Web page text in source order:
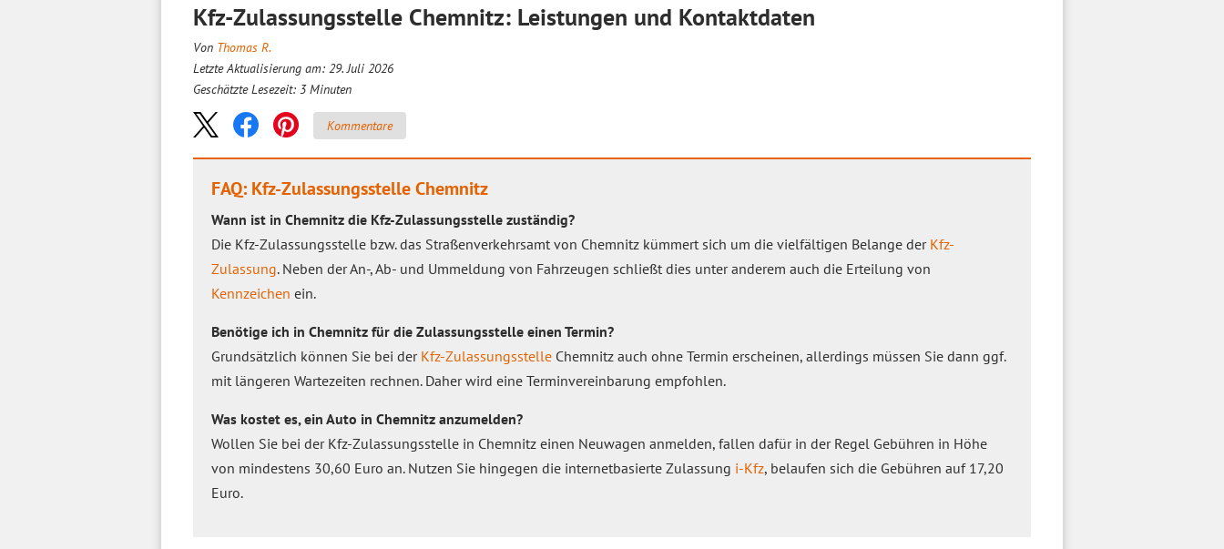
Kfz-Zulassungsstelle Chemnitz: Leistungen und Kontaktdaten
Von Thomas R.
Letzte Aktualisierung am: 29. Juli 2026
Geschätzte Lesezeit: 3 Minuten
Kommentare
FAQ: Kfz-Zulassungsstelle Chemnitz
Wann ist in Chemnitz die Kfz-Zulassungsstelle zuständig?
Die Kfz-Zulassungsstelle bzw. das Straßenverkehrsamt von Chemnitz kümmert sich um die vielfältigen Belange der Kfz-
Zulassung. Neben der An-, Ab- und Ummeldung von Fahrzeugen schließt dies unter anderem auch die Erteilung von
Kennzeichen ein.
Benötige ich in Chemnitz für die Zulassungsstelle einen Termin?
Grundsätzlich können Sie bei der Kfz-Zulassungsstelle Chemnitz auch ohne Termin erscheinen, allerdings müssen Sie dann ggf.
mit längeren Wartezeiten rechnen. Daher wird eine Terminvereinbarung empfohlen.
Was kostet es, ein Auto in Chemnitz anzumelden?
Wollen Sie bei der Kfz-Zulassungsstelle in Chemnitz einen Neuwagen anmelden, fallen dafür in der Regel Gebühren in Höhe
von mindestens 30,60 Euro an. Nutzen Sie hingegen die internetbasierte Zulassung i-Kfz, belaufen sich die Gebühren auf 17,20
Euro.